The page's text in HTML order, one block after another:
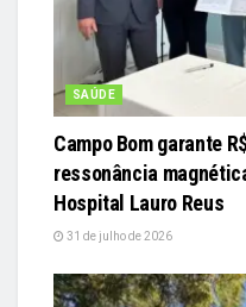
SAÚDE
Campo Bom garante
ressonância
Hospital Lauro Reus
31 de julho de 2026